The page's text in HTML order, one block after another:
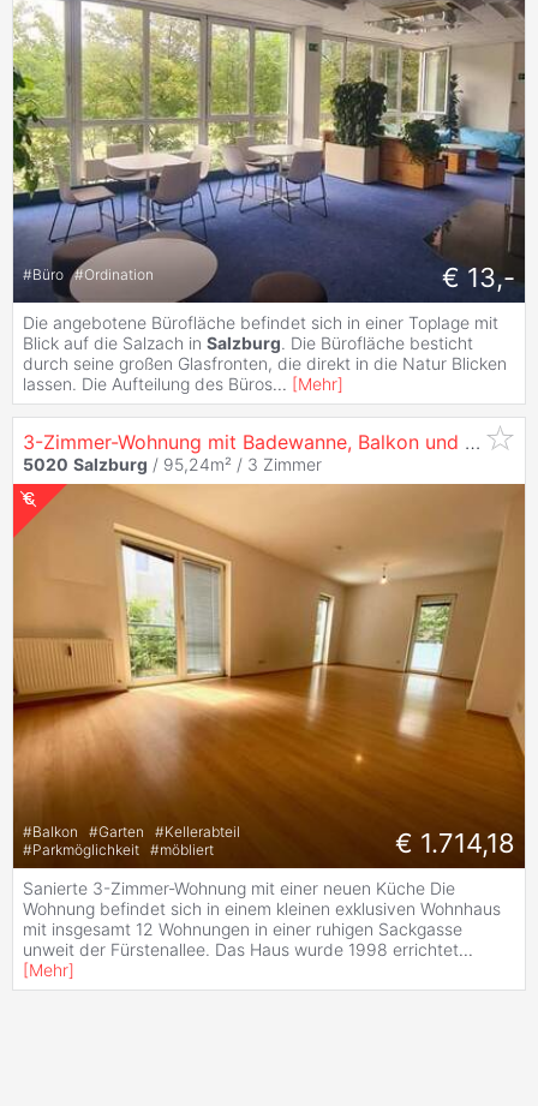
#Büro #Ordination € 13,-
Die angebotene Bürofläche befindet sich in einer Toplage mit
Blick auf die Salzach in Salzburg. Die Bürofläche besticht
durch seine großen Glasfronten, die direkt in die Natur Blicken
lassen. Die Aufteilung des Büros... [Mehr]
3-Zimmer-Wohnung mit Badewanne, Balkon und Gemeinschaftsgarten in
5020 Salzburg / 95,24m² / 3 Zimmer
#Balkon #Garten #Kellerabteil
#Parkmöglichkeit #möbliert € 1.714,18
Sanierte 3-Zimmer-Wohnung mit einer neuen Küche Die
Wohnung befindet sich in einem kleinen exklusiven Wohnhaus
mit insgesamt 12 Wohnungen in einer ruhigen Sackgasse
unweit der Fürstenallee. Das Haus wurde 1998 errichtet...
[Mehr]